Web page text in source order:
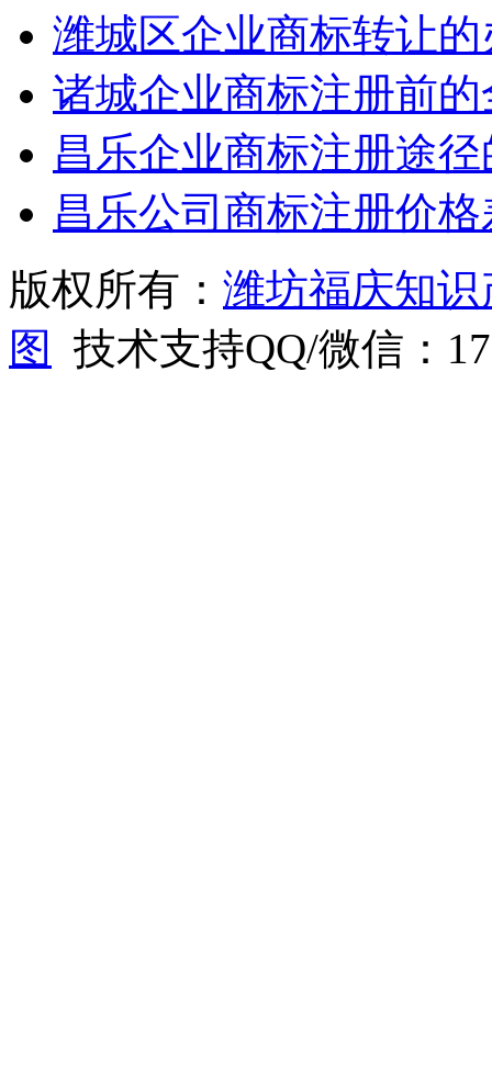
潍城区企业商标转让
诸城企业商标注册前
昌乐企业商标注册途
昌乐公司商标注册价
版权所有： 潍坊福庆知
图
技术支持QQ/微信：